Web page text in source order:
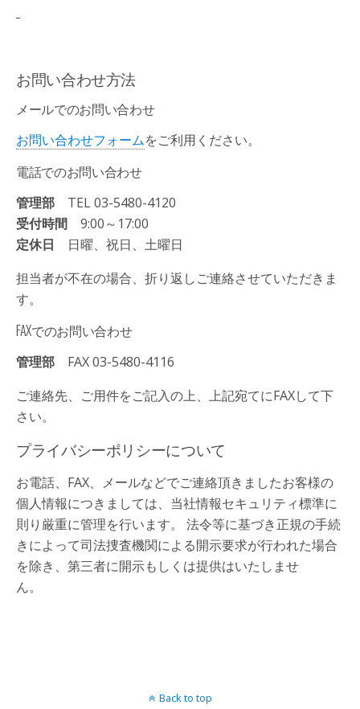
お問い合わせ方法
メールでのお問い合わせ
お問い合わせフォームをご利用ください。
電話でのお問い合わせ
管理部 TEL03-5480-4120
受付時間 9:00～17:00
定休日 日曜、祝日、土曜日
担当者が不在の場合、折り返しご連絡させていただきま
す。
FAXでのお問い合わせ
管理部 FAX03-5480-4116
ご連絡先、ご用件をご記入の上、上記宛てにFAXして下
さい。
プライバシーポリシーについて
お電話、FAX、メールなどでご連絡頂きましたお客様の
個人情報につきましては、当社情報セキュリティ標準に
則り厳重に管理を行います。 法令等に基づき正規の手続
きによって司法捜査機関による開示要求が行われた場合
を除き、第三者に開示もしくは提供はいたしませ
ん。
Back to top